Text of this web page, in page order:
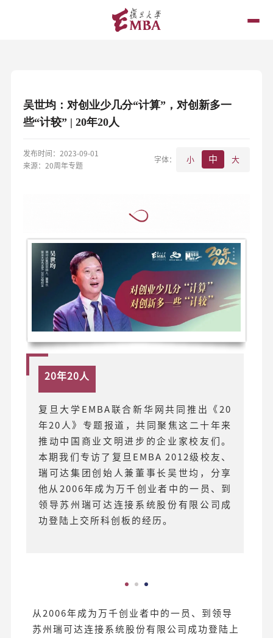
吴世均：对创业少几分“计算”，对创新多一
些“计较” | 20年20人
发布时间：2023-09-01
来源：20周年专题
字体： 小 中 大
20年20人
复旦大学EMBA联合新华网共同推出《20
年20人》专题报道，共同聚焦这二十年来
推动中国商业文明进步的企业家校友们。
本期我们专访了复旦EMBA 2012级校友、
瑞可达集团创始人兼董事长吴世均，分享
他从2006年成为万千创业者中的一员、到
领导苏州瑞可达连接系统股份有限公司成
功登陆上交所科创板的经历。
从2006年成为万千创业者中的一员、到领导
苏州瑞可达连接系统股份有限公司成功登陆上